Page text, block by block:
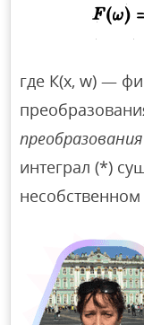
где К(х, w) —
преобразования
интеграл (*)